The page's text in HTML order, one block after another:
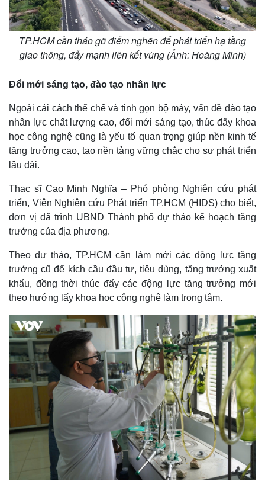
Thế giới thể thao
eSports
Hậu trường
Tư vấn
TP.HCM cần tháo gỡ điểm nghẽn để phát triển hạ tầng
giao thông, đẩy mạnh liên kết vùng (Ảnh: Hoàng Minh)
Đổi mới sáng tạo, đào tạo nhân lực
Ngoài cải cách thể chế và tinh gọn bộ máy, vấn đề đào tạo
nhân lực chất lượng cao, đổi mới sáng tạo, thúc đẩy khoa
học công nghệ cũng là yếu tố quan trọng giúp nền kinh tế
tăng trưởng cao, tạo nền tảng vững chắc cho sự phát triển
lâu dài.
Thạc sĩ Cao Minh Nghĩa – Phó phòng Nghiên cứu phát
triển, Viện Nghiên cứu Phát triển TP.HCM (HIDS) cho biết,
đơn vị đã trình UBND Thành phố dự thảo kế hoạch tăng
trưởng của địa phương.
Theo dự thảo, TP.HCM cần làm mới các động lực tăng
trưởng cũ để kích cầu đầu tư, tiêu dùng, tăng trưởng xuất
khẩu, đồng thời thúc đẩy các động lực tăng trưởng mới
theo hướng lấy khoa học công nghệ làm trọng tâm.